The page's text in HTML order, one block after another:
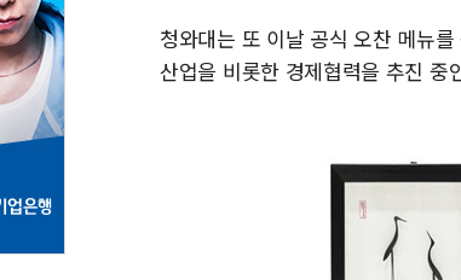
청와대는 또 이날 공식 오찬 메뉴
산업을 비롯한 경제협력을 추진 중